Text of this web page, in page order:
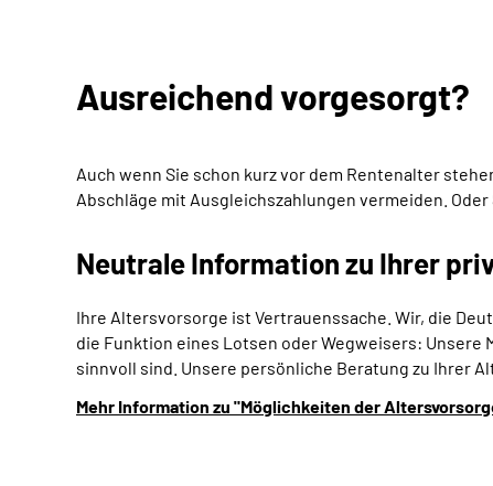
Ausreichend vorgesorgt?
Auch wenn Sie schon kurz vor dem Rentenalter
Abschläge mit Ausgleichszahlungen vermeiden.
Neutrale Information zu Ihrer
Ihre Altersvorsorge ist Vertrauenssache. Wir, die
die Funktion eines Lotsen oder Wegweisers:
sinnvoll sind. Unsere persönliche Beratung zu Ihrer
Mehr Information zu "Möglichkeiten der